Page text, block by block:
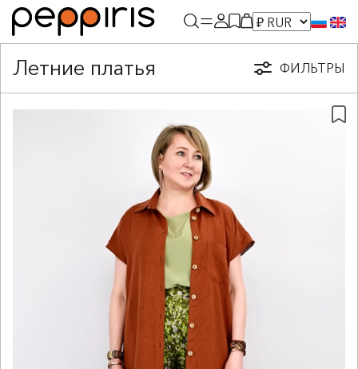
Летние платья ФИЛЬТРЫ